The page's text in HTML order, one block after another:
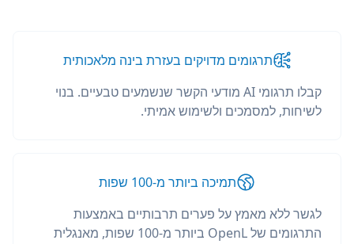
תרגומים מדויקים בעזרת בינה מלאכותית
קבלו תרגומי AI מודעי הקשר שנשמעים טבעיים. בנוי
לשיחות, למסמכים ולשימוש אמיתי.
תמיכה ביותר מ-100 שפות
לגשר ללא מאמץ על פערים תרבותיים באמצעות
התרגומים של OpenL ביותר מ-100 שפות, מאנגלית